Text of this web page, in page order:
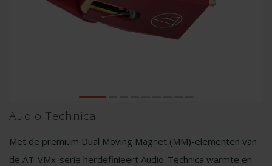
Audio Technica
Met de premium Dual Moving Magnet (MM)-elementen van
de AT-VMx-serie herdefinieert Audio-Technica warmte en